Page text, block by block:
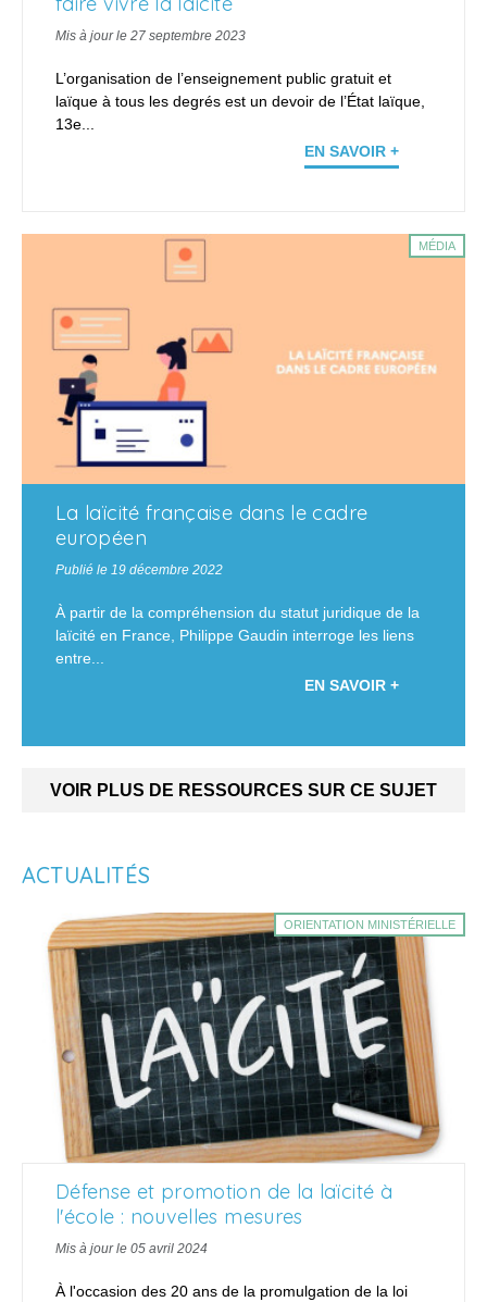
Mis à jour le 27 septembre 2023
L’organisation de l’enseignement public gratuit et
laïque à tous les degrés est un devoir de l’État laïque,
13e...
EN SAVOIR +
MÉDIA
La laïcité française dans le cadre
européen
Publié le 19 décembre 2022
À partir de la compréhension du statut juridique de la
laïcité en France, Philippe Gaudin interroge les liens
entre...
EN SAVOIR +
VOIR PLUS DE RESSOURCES SUR CE SUJET
ACTUALITÉS
ORIENTATION MINISTÉRIELLE
Défense et promotion de la laïcité à
l'école : nouvelles mesures
Mis à jour le 05 avril 2024
À l'occasion des 20 ans de la promulgation de la loi